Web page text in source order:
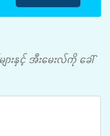
ားနှင့် အီးမေးလ်ကို ခေါ်